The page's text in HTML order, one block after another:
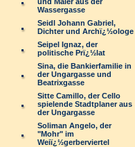
Wassergasse
Seidl Johann Gabriel,
Dichter und Archï¿½ologe
Seipel Ignaz, der
politische Prï¿½lat
Sina, die Bankierfamilie in
der Ungargasse und
Beatrixgasse
Sitte Camillo, der Cello
spielende Stadtplaner aus
der Ungargasse
Soliman Angelo, der
"Mohr" im
Weiï¿½gerberviertel